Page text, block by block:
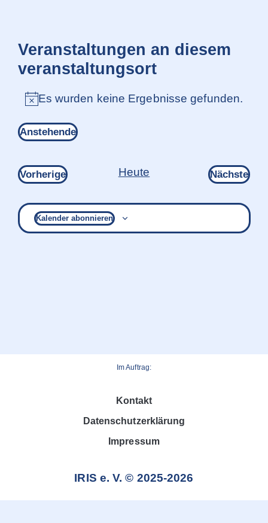
Veranstaltungen an diesem
veranstaltungsort
Hinweis
Es wurden keine Ergebnisse gefunden.
Anstehende
VorherigeVeranstaltungen
Heute Nächste
Kalender abonnieren
Im Auftrag:
Kontakt
Datenschutzerklärung
Impressum
IRIS e. V. © 2025-2026